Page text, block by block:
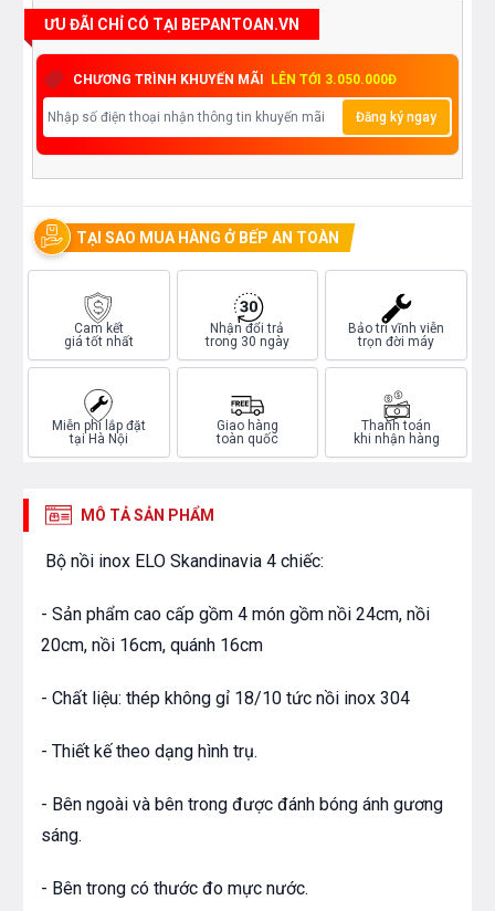
ƯU ĐÃI CHỈ CÓ TẠI BEPANTOAN.VN
CHƯƠNG TRÌNH KHUYẾN MÃI LÊN TỚI 3.050.000Đ
Đăng ký ngay
TẠI SAO MUA HÀNG Ở BẾP AN TOÀN
Cam kết
giá tốt nhất
Nhận đổi trả
trong 30 ngày
Bảo trì vĩnh viễn
trọn đời máy
Miễn phí lắp đặt
tại Hà Nội
Giao hàng
toàn quốc
Thanh toán
khi nhận hàng
MÔ TẢ SẢN PHẨM
Bộ nồi inox ELO Skandinavia 4 chiếc:
- Sản phẩm cao cấp gồm 4 món gồm nồi 24cm, nồi
20cm, nồi 16cm, quánh 16cm
- Chất liệu: thép không gỉ 18/10 tức nồi inox 304
- Thiết kế theo dạng hình trụ.
- Bên ngoài và bên trong được đánh bóng ánh gương
sáng.
- Bên trong có thước đo mực nước.